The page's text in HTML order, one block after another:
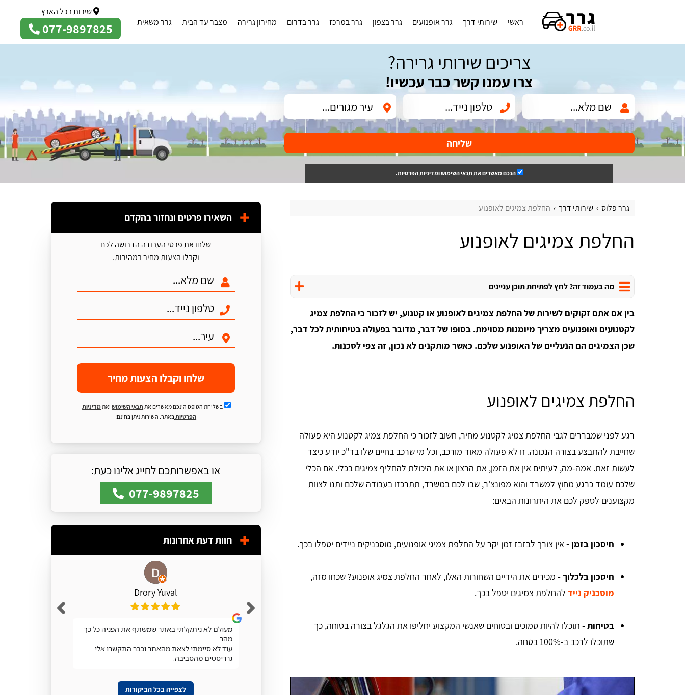
ראשי שירותי דרך גרר אופנועים גרר בצפון גרר במרכז גרר בדרום מחירון גרירה מצבר עד הבית גרר משאית
שירות בכל הארץ
077-9897825
צריכים שירותי גרירה?
צרו עמנו קשר כבר עכשיו!
שליחה
הנכם מאשרים את תנאי השימושומדיניות הפרטיות.
גרר פלוס שירותי דרך החלפת צמיגים לאופנוע
החלפת צמיגים לאופנוע
מה בעמוד זה? לחץ לפתיחת תוכן עניינים
בין אם אתם זקוקים לשירות של החלפת צמיגים לאופנוע או קטנוע, יש לזכור כי החלפת צמיג
לקטנועים ואופנועים מצריך מיומנות מסוימת. בסופו של דבר, מדובר בפעולה בטיחותית לכל דבר,
שכן הצמיגים הם הנעליים של האופנוע שלכם. כאשר מותקנים לא נכון, זה צפי לסכנות.
החלפת צמיגים לאופנוע
רגע לפני שמבררים לגבי החלפת צמיג לקטנוע מחיר, חשוב לזכור כי החלפת צמיג לקטנוע היא פעולה
שחייבת להתבצע בצורה הנכונה. זו לא פעולה מאוד מורכב, וכל מי שרכב בחיים שלו בד"כ יודע כיצד
לעשות זאת. אמה-מה, לעיתים אין את הזמן, את הרצון או את היכולת להחליף צמיגים בכלי. אם הכלי
שלכם עומד כרגע מחוץ למשרד והוא מפונצ'ר, שבו לכם במשרד, תתרכזו בעבודה שלכם ותנו לצוות
מקצוענים לספק לכם את היתרונות הבאים:
חיסכון בזמן -אין צורך לבזבז זמן יקר על החלפת צמיגי אופנועים, מוסכניקים ניידים יטפלו בכך.
חיסכון בלכלוך - מכירים את הידיים השחורות האלו, לאחר החלפת צמיג אופנוע? שכחו מזה,
מוסכניק נייד להחלפת צמיגים יטפל בכך.
בטיחות - תוכלו להיות סמוכים ובטוחים שאנשי המקצוע יחליפו את הגלגל בצורה בטוחה, כך
שתוכלו לרכב ב-100% בטחה.
השאירו פרטים ונחזור בהקדם
שלחו את פרטי העבודה הדרושה לכם
וקבלו הצעות מחיר במהירות.
שלחו וקבלו הצעות מחיר
בשליחת הטופס הינכם מאשרים את תנאי השימושואתמדיניות
הפרטיותבאתר. השירות ניתן בחינם!
או באפשרותכם לחייג אלינו כעת:
077-9897825
חוות דעת אחרונות
Drory Yuval
מעולם לא ניתקלתי באתר שמשתף את הפניה כל כך
מהר.
עוד לא סיימתי לצאת מהאתר וכבר התקשרו אלי
גרריסטים מהסביבה.
שרות מעולה. מהיר
אהרון הורוביץ
אחלה שירות תודה על העזרה
לצפייה בכל הביקורות